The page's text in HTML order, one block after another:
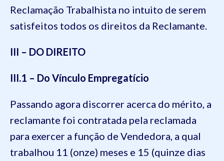
Reclamação Trabalhista no intuito de serem
satisfeitos todos os direitos da Reclamante.
III – DO DIREITO
III.1 – Do Vínculo Empregatício
Passando agora discorrer acerca do mérito, a
reclamante foi contratada pela reclamada
para exercer a função de Vendedora, a qual
trabalhou 11 (onze) meses e 15 (quinze dias